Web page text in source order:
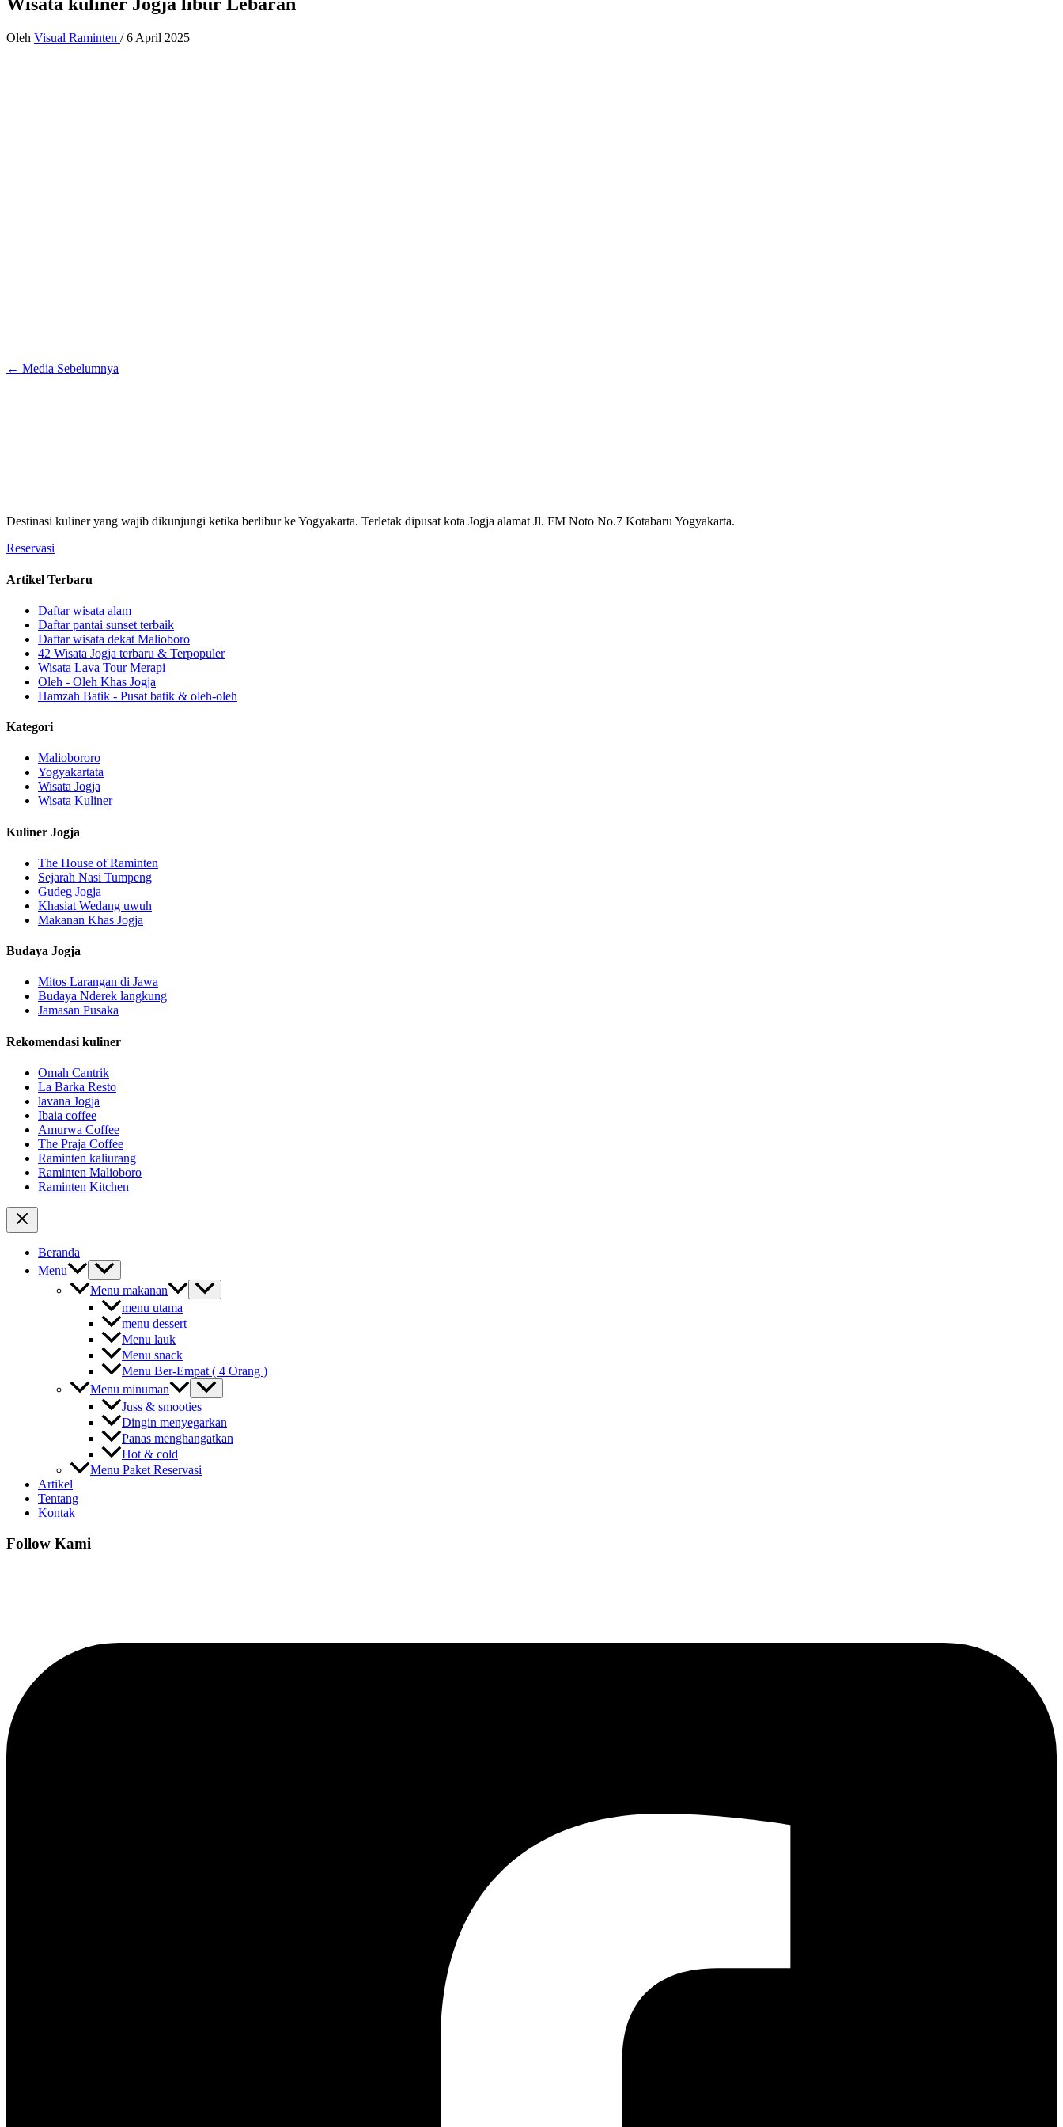
Wisata kuliner Jogja libur Lebaran
Oleh Visual Raminten /6 April 2025
← Media Sebelumnya
Destinasi kuliner yang wajib dikunjungi ketika berlibur ke Yogyakarta. Terletak dipusat kota Jogja alamat Jl. FM Noto No.7 Kotabaru Yogyakarta.
Reservasi
Artikel Terbaru
Daftar wisata alam
Daftar pantai sunset terbaik
Daftar wisata dekat Malioboro
42 Wisata Jogja terbaru & Terpopuler
Wisata Lava Tour Merapi
Oleh - Oleh Khas Jogja
Hamzah Batik - Pusat batik & oleh-oleh
Kategori
Maliobororo
Yogyakartata
Wisata Jogja
Wisata Kuliner
Kuliner Jogja
The House of Raminten
Sejarah Nasi Tumpeng
Gudeg Jogja
Khasiat Wedang uwuh
Makanan Khas Jogja
Budaya Jogja
Mitos Larangan di Jawa
Budaya Nderek langkung
Jamasan Pusaka
Rekomendasi kuliner
Omah Cantrik
La Barka Resto
lavana Jogja
Ibaia coffee
Amurwa Coffee
The Praja Coffee
Raminten kaliurang
Raminten Malioboro
Raminten Kitchen
Beranda
Menu
Menu makanan
menu utama
menu dessert
Menu lauk
Menu snack
Menu Ber-Empat ( 4 Orang )
Menu minuman
Juss & smooties
Dingin menyegarkan
Panas menghangatkan
Hot & cold
Menu Paket Reservasi
Artikel
Tentang
Kontak
Follow Kami